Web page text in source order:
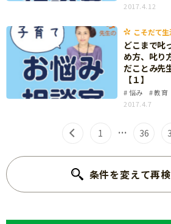
2017.4.12
こそだて
どこまで叱
め方、叱り
だことみ先
【１】
悩み
教育
2017.4.7
1 … 36
条件を変えて再